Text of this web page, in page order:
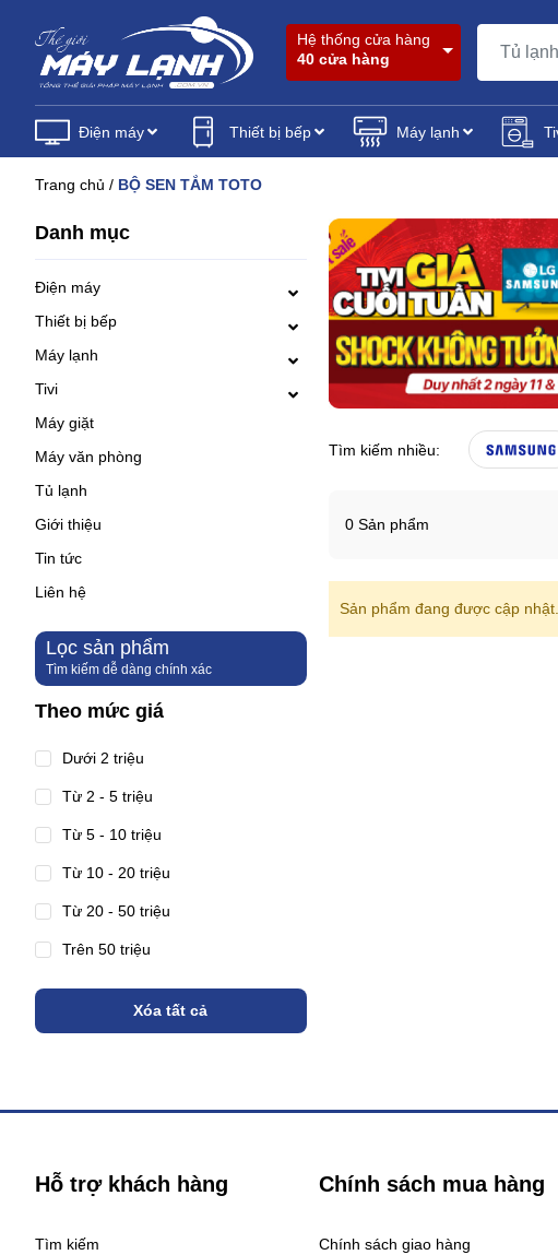
Hệ thống cửa hàng
40 cửa hàng
Điện máy Thiết bị bếp Máy lạnh
Trang chủ / BỘ SEN TẮM TOTO
Danh mục
Điện máy
Thiết bị bếp
Máy lạnh
Tivi
Máy giặt
Máy văn phòng
Tủ lạnh
Giới thiệu
Tin tức
Liên hệ
Lọc sản phẩm
Tìm kiếm dễ dàng chính xác
Theo mức giá
Dưới 2 triệu
Từ 2 - 5 triệu
Từ 5 - 10 triệu
Từ 10 - 20 triệu
Từ 20 - 50 triệu
Trên 50 triệu
Xóa tất cả
Tìm kiếm nhiều:
0 Sản phẩm
Sản phẩm đang được cập nhật.
Hỗ trợ khách hàng
Tìm kiếm
Chính sách mua hàng
Chính sách giao hàng